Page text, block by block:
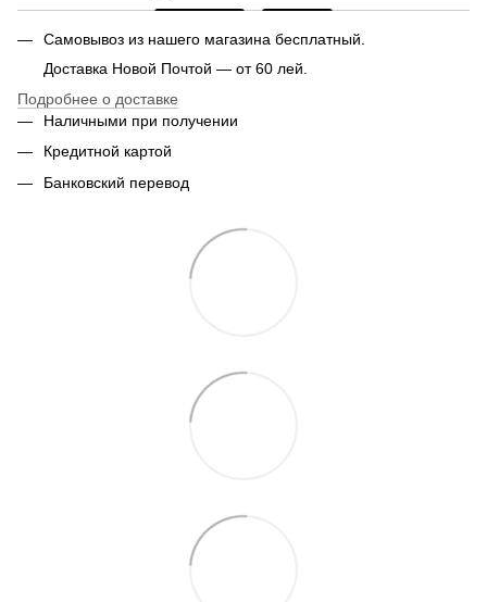
Самовывоз из нашего магазина бесплатный.
Доставка Новой Почтой — от 60 лей.
Подробнее о доставке
Наличными при получении
Кредитной картой
Банковский перевод